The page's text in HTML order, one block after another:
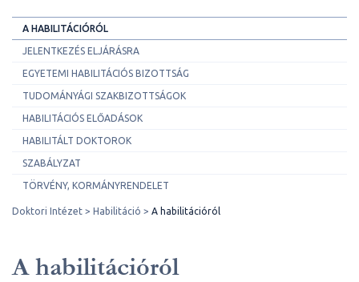
A HABILITÁCIÓRÓL
JELENTKEZÉS ELJÁRÁSRA
EGYETEMI HABILITÁCIÓS BIZOTTSÁG
TUDOMÁNYÁGI SZAKBIZOTTSÁGOK
HABILITÁCIÓS ELŐADÁSOK
HABILITÁLT DOKTOROK
SZABÁLYZAT
TÖRVÉNY, KORMÁNYRENDELET
Doktori Intézet Habilitáció A habilitációról
A habilitációról